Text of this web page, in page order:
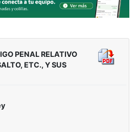
PENAL RELATIVO
ETC., Y SUS